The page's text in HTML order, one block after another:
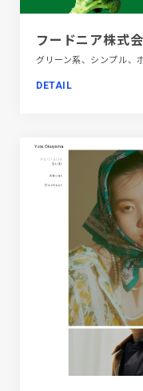
フードニア株
グリーン系、シンプル、
DETAIL